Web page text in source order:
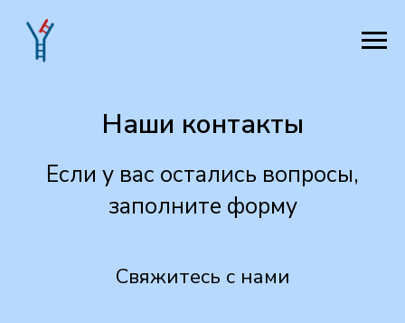
Наши контакты
Если у вас остались вопросы,
заполните форму
Свяжитесь с нами